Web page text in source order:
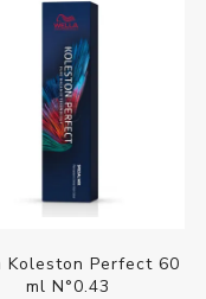
Koleston Perfect 60
ml N°0.43